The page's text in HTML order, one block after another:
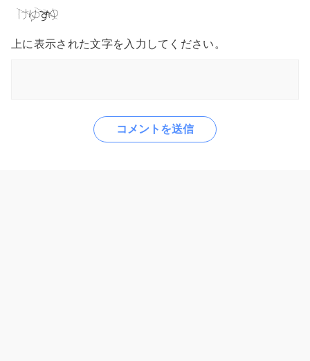
上に表示された文字を入力してください。